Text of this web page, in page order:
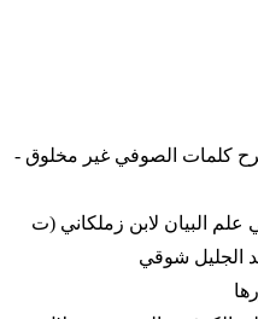
كلمات الصوفي غير مخلوق -
البيان لابن زملكاني (ت